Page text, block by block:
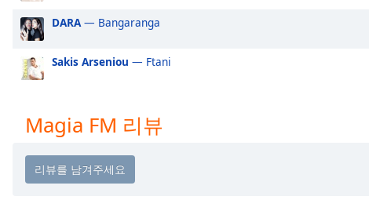
modal
window.
dialog
Escape
DARA— Bangaranga
Sakis Arseniou — Ftani
Magia FM 리뷰